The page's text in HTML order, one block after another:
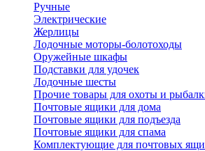
Ручные
Электрические
Жерлицы
Лодочные моторы-болотоходы
Оружейные шкафы
Подставки для удочек
Лодочные шесты
Прочие товары для охоты и
Почтовые ящики для дома
Почтовые ящики для подъезда
Почтовые ящики для спама
Комплектующие для почтовых